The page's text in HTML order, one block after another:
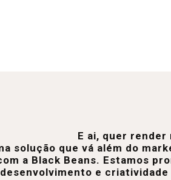
E ai, quer render
solução que vá além do
a Black Beans. Estamos
e